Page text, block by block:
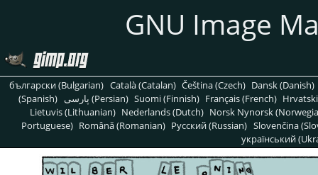
GNU Image
български (Bulgarian) Català (Catalan) Čeština (Czech) Dansk (Danish)
(Spanish)
پارسی (Persian) Suomi (Finnish) Français (French)
Lietuvis (Lithuanian) Nederlands (Dutch) Norsk Nynorsk
Portuguese) Română (Romanian) Pусский (Russian) Slovenčina
український